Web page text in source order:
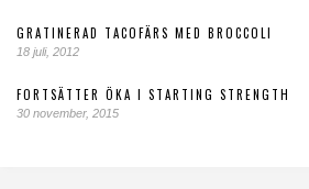
GRATINERAD TACOFÄRS MED BROCCOLI
18 juli, 2012
FORTSÄTTER ÖKA I STARTING STRENGTH
30 november, 2015